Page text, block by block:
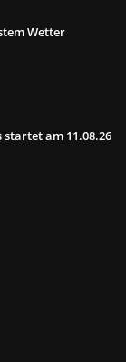
Wetter
startet am 11.08.26